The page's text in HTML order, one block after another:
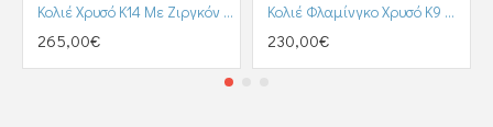
Κολιέ Χρυσό Κ14 Με Ζιργκόν (KO00008)
265,00€
Κολιέ Φλαμίνγκο Χρυσό Κ9 Με Ζιργκόν (KO00198)
230,00€